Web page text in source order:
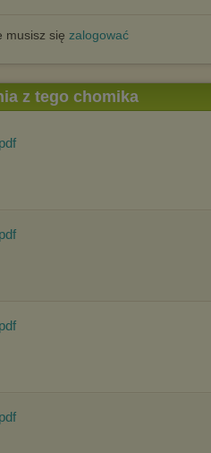
musisz się zalogować
z tego chomika